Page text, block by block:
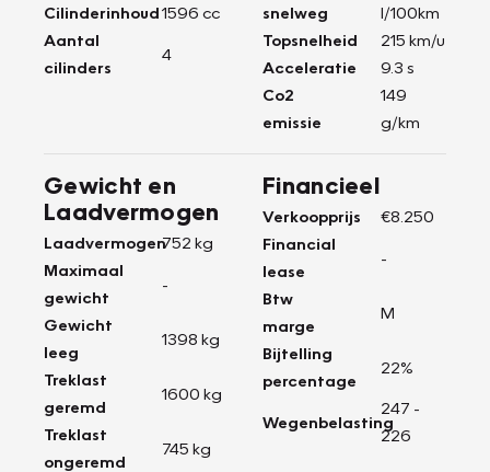
Cilinderinhoud1596 cc
Aantal
cilinders
4
snelweg
l/100km
Topsnelheid
215 km/u
Acceleratie
9.3 s
Co2
emissie
149
g/km
Gewicht en
Laadvermogen
Laadvermogen752 kg
Maximaal
gewicht
-
Gewicht
leeg
1398 kg
Treklast
geremd
1600 kg
Treklast
ongeremd
745 kg
Financieel
Verkoopprijs
€8.250
Financial
lease
-
Btw
marge
M
Bijtelling
percentage
22%
Wegenbelasting
247 -
226